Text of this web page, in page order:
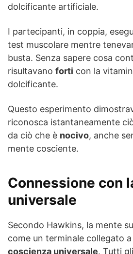
dolcificante artificiale.
I partecipanti, in coppia,
test muscolare mentre
busta. Senza sapere cosa
risultavano forti con la
dolcificante.
Questo esperimento
riconosca istantaneamente
da ciò che è nocivo, anche
mente cosciente.
Connessione con
universale
Secondo Hawkins, la mente
come un terminale collegato
coscienza universale. Tutti